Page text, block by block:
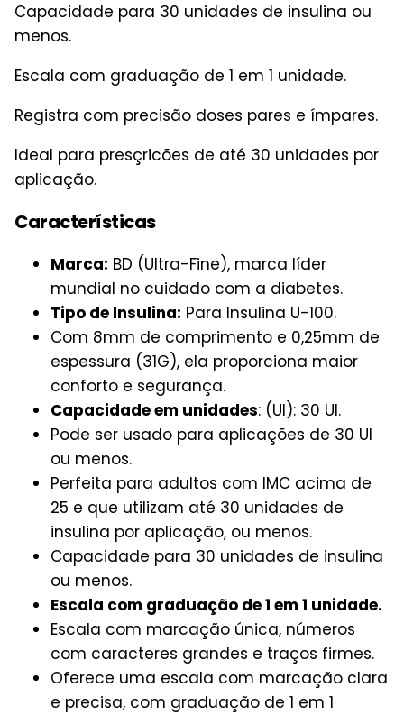
Capacidade para 30 unidades de insulina ou
menos.
Escala com graduação de 1 em 1 unidade.
Registra com precisão doses pares e ímpares.
Ideal para presçricões de até 30 unidades por
aplicação.
Características
Marca: BD (Ultra-Fine), marca líder
mundial no cuidado com a diabetes.
Tipo de Insulina: Para Insulina U-100.
Com 8mm de comprimento e 0,25mm de
espessura (31G), ela proporciona maior
conforto e segurança.
Capacidade em unidades: (UI): 30 UI.
Pode ser usado para aplicações de 30 UI
ou menos.
Perfeita para adultos com IMC acima de
25 e que utilizam até 30 unidades de
insulina por aplicação, ou menos.
Capacidade para 30 unidades de insulina
ou menos.
Escala com graduação de 1 em 1 unidade.
Escala com marcação única, números
com caracteres grandes e traços firmes.
Oferece uma escala com marcação clara
e precisa, com graduação de 1 em 1